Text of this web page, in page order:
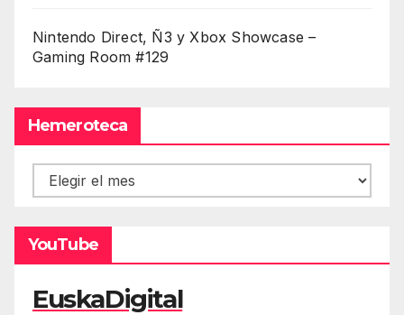
Nintendo Direct, Ñ3 y Xbox Showcase –
Gaming Room #129
Hemeroteca
Hemeroteca
YouTube
EuskaDigital